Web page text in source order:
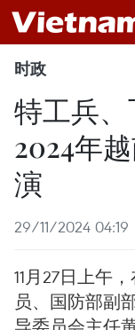
时政
特工兵
2024年
演
29/11/2024 04:19
11月27日上午
员、国防部副